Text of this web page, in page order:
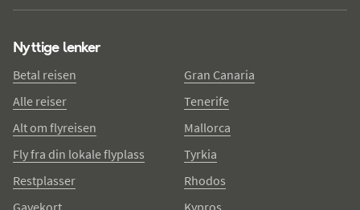
Nyttige lenker
Betal reisen
Alle reiser
Alt om flyreisen
Fly fra din lokale flyplass
Restplasser
Gran Canaria
Tenerife
Mallorca
Tyrkia
Rhodos